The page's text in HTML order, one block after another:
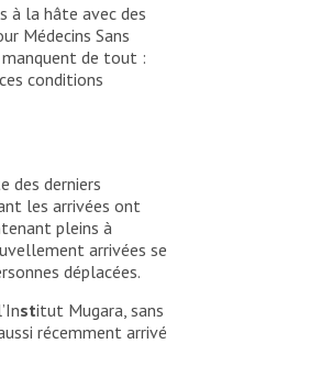
à la hâte avec des
Médecins Sans
manquent de tout :
conditions
des derniers
les arrivées ont
pleins à
arrivées se
déplacées.
stitut Mugara, sans
récemment arrivé